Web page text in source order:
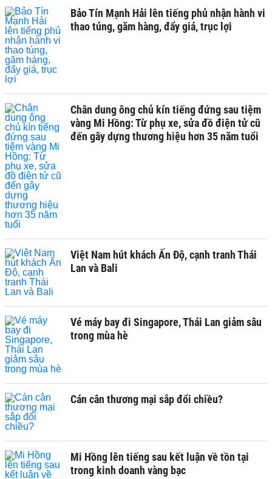
Bảo Tín Mạnh Hải lên tiếng phủ nhận hành vi
thao túng, găm hàng, đẩy giá, trục lợi
Chân dung ông chủ kín tiếng đứng sau tiệm
vàng Mi Hồng: Từ phụ xe, sửa đồ điện tử cũ
đến gây dựng thương hiệu hơn 35 năm tuổi
Việt Nam hút khách Ấn Độ, cạnh tranh Thái
Lan và Bali
Vé máy bay đi Singapore, Thái Lan giảm sâu
trong mùa hè
Cán cân thương mại sắp đổi chiều?
Mi Hồng lên tiếng sau kết luận về tồn tại
trong kinh doanh vàng bạc